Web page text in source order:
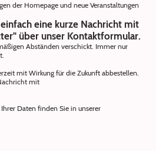
der Homepage und neue Veranstaltungen
eine kurze Nachricht mit
über unser Kontaktformular.
Abständen verschickt. Immer nur
mit Wirkung für die Zukunft abbestellen.
mit
Daten finden Sie in unserer